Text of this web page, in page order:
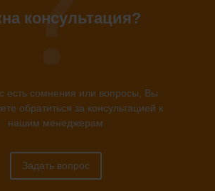
консультация?
есть сомнения или вопросы, Вы
обратиться за консультацией к
нашим менеджерам
Задать вопрос